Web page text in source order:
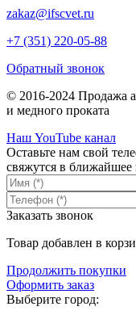
zakaz@ifscvet.ru
+7 (351) 220-05-88
Обратный звонок
© 2016-2024 Продажа
и медного проката
Наш YouTube канал
Оставьте нам свой
свяжутся в ближайшее
Заказать звонок
Товар добавлен в
Продолжить покупки
Оформить заказ
Выберите город: